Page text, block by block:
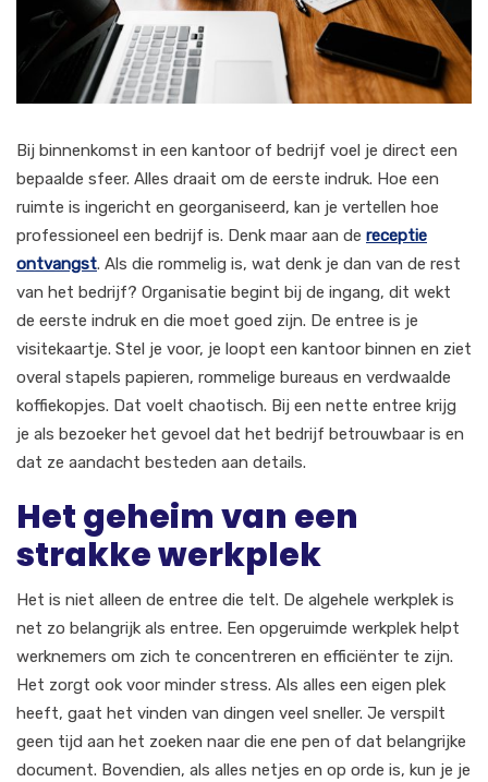
Bij binnenkomst in een kantoor of bedrijf voel je direct een
bepaalde sfeer. Alles draait om de eerste indruk. Hoe een
ruimte is ingericht en georganiseerd, kan je vertellen hoe
professioneel een bedrijf is. Denk maar aan de receptie
ontvangst. Als die rommelig is, wat denk je dan van de rest
van het bedrijf? Organisatie begint bij de ingang, dit wekt
de eerste indruk en die moet goed zijn. De entree is je
visitekaartje. Stel je voor, je loopt een kantoor binnen en ziet
overal stapels papieren, rommelige bureaus en verdwaalde
koffiekopjes. Dat voelt chaotisch. Bij een nette entree krijg
je als bezoeker het gevoel dat het bedrijf betrouwbaar is en
dat ze aandacht besteden aan details.
Het geheim van een
strakke werkplek
Het is niet alleen de entree die telt. De algehele werkplek is
net zo belangrijk als entree. Een opgeruimde werkplek helpt
werknemers om zich te concentreren en efficiënter te zijn.
Het zorgt ook voor minder stress. Als alles een eigen plek
heeft, gaat het vinden van dingen veel sneller. Je verspilt
geen tijd aan het zoeken naar die ene pen of dat belangrijke
document. Bovendien, als alles netjes en op orde is, kun je je